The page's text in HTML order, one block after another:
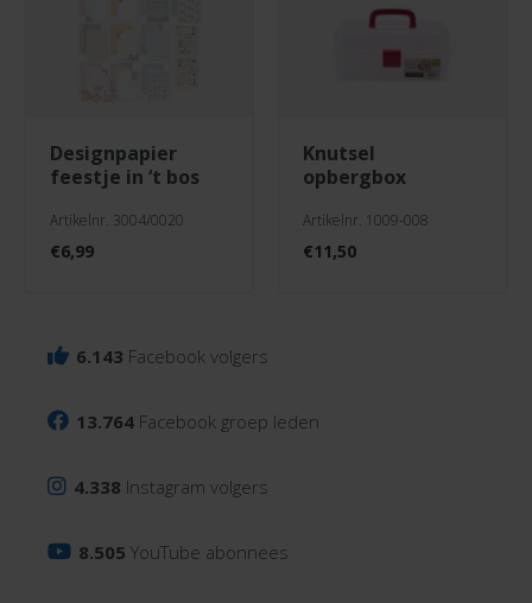
designpapier
feestje in ‘t bos
Artikelnr. 3004/0020
€6,99
knutsel
opbergbox
Artikelnr. 1009-008
€11,50
6.143 Facebook volgers
13.764 Facebook groep leden
4.338 Instagram volgers
8.505 YouTube abonnees